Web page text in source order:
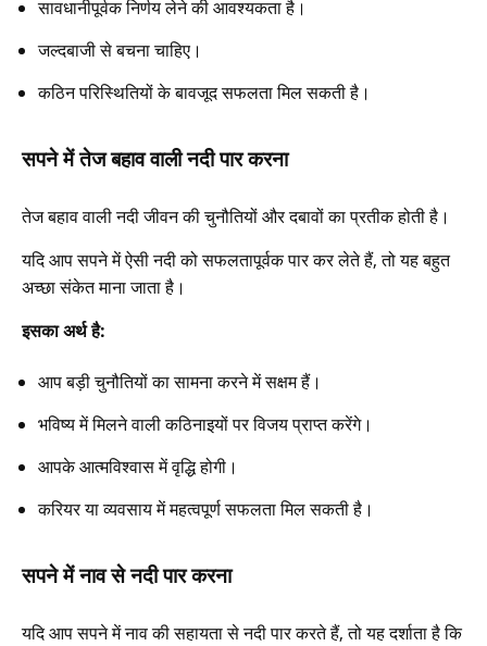
सावधानीपूर्वक निर्णय लेने की आवश्यकता है।
जल्दबाजी से बचना चाहिए।
कठिन परिस्थितियों के बावजूद सफलता मिल सकती है।
सपने में तेज बहाव वाली नदी पार करना
तेज बहाव वाली नदी जीवन की चुनौतियों और दबावों का प्रतीक होती है।
यदि आप सपने में ऐसी नदी को सफलतापूर्वक पार कर लेते हैं, तो यह बहुत
अच्छा संकेत माना जाता है।
इसका अर्थ है:
आप बड़ी चुनौतियों का सामना करने में सक्षम हैं।
भविष्य में मिलने वाली कठिनाइयों पर विजय प्राप्त करेंगे।
आपके आत्मविश्वास में वृद्धि होगी।
करियर या व्यवसाय में महत्वपूर्ण सफलता मिल सकती है।
सपने में नाव से नदी पार करना
यदि आप सपने में नाव की सहायता से नदी पार करते हैं, तो यह दर्शाता है कि